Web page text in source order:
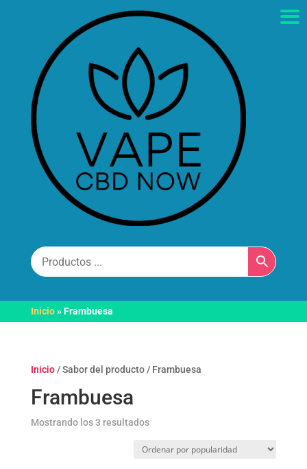
Inicio»Frambuesa
Inicio/ Sabor del producto / Frambuesa
Frambuesa
Mostrando los 3 resultadosOrdenado
popularidad